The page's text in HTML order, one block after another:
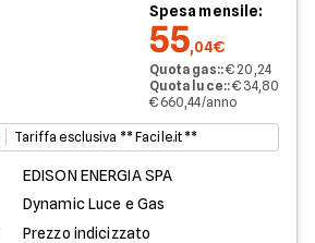
Spesa mensile:
55,04€
Quota gas::€ 20,24
Quota luce::€ 34,80
€ 660,44/anno
Tariffa esclusiva ** Facile.it **
EDISON ENERGIA SPA
Dynamic Luce e Gas
Prezzo indicizzato